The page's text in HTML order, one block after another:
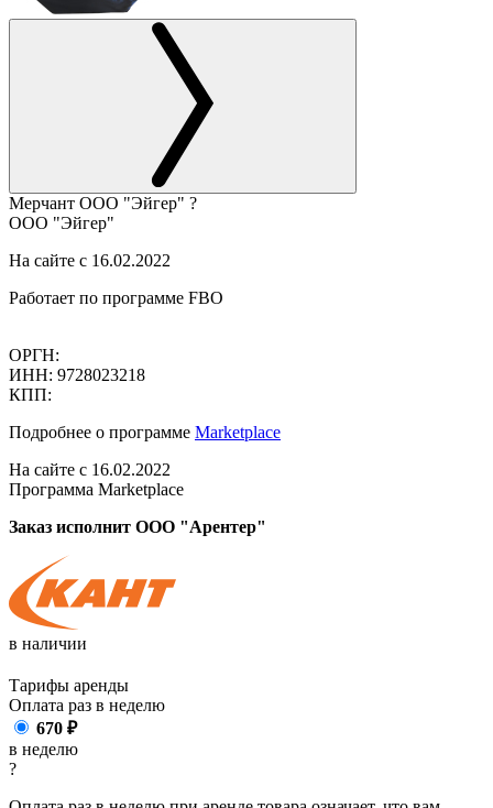
Мерчант ООО "Эйгер" ?
ООО "Эйгер"
На сайте с 16.02.2022
Работает по программе FBO
ОРГН:
ИНН: 9728023218
КПП:
Подробнее о программе Marketplace
На сайте с 16.02.2022
Программа Marketplace
Заказ исполнит ООО "Арентер"
в наличии
Тарифы аренды
Оплата раз в неделю
670 ₽
в неделю
?